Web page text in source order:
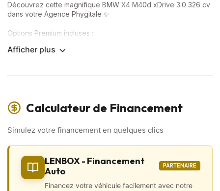
Découvrez cette magnifique BMW X4 M40d xDrive 3.0 326 cv
dans votre Agence Phygitale ✨
Options Premium incluses :
✅ CarPlay / Android auto
… Et bien plus encore !
VISITE VIRTUELLE disponible sur WhatsApp :
Visualisez votre futur véhicule sous tous ses angles grâce à
des photos, vidéos, et recevez
l’historique d’entretien directement sur votre téléphone, sans
vous déplacer !
Extérieur et Châssis
Afficher plus
Calculateur de Financement
Simulez votre financement en quelques clics
LENBOX - Financement
Auto
PARTENAIRE
Financez votre véhicule facilement avec notre